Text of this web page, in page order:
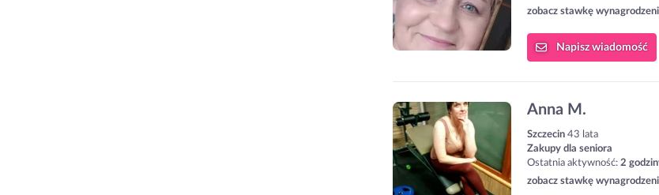
zobacz stawkę
Napiszwiadomość
Anna M.
Szczecin 43 lata
Zakupy dla seniora
Ostatnia aktywność: 2
zobacz stawkę